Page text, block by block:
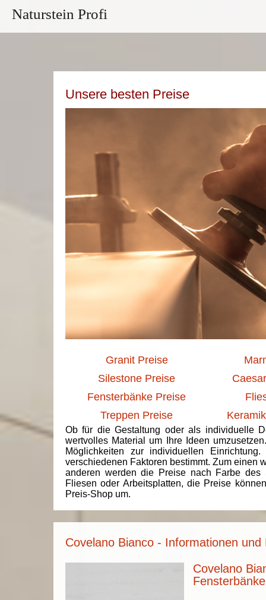
Naturstein Profi
Unsere besten Preise
Granit Preise
Silestone Preise
Fensterbänke Preise
Treppen Preise
Ob für die Gestaltung oder als individuelle
wertvolles Material um Ihre Ideen
Möglichkeiten zur individuellen
verschiedenen Faktoren bestimmt. Zum einen
anderen werden die Preise nach Farbe des
Fliesen oder Arbeitsplatten, die Preise
Preis-Shop um.
Covelano Bianco - Informationen und
Covelano
Fensterbänke